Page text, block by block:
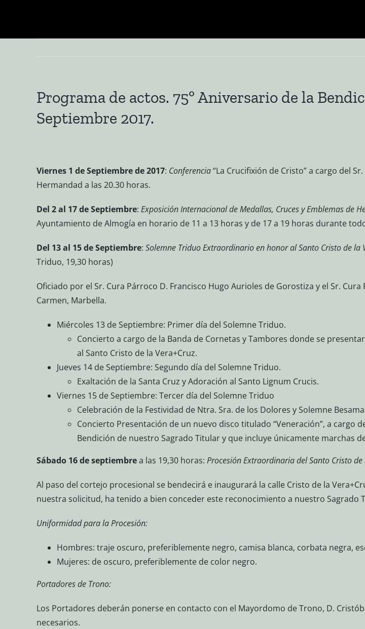
Programa de actos. 75º Aniversario de la
Septiembre 2017.
Viernes 1 de Septiembre de 2017: Conferencia“La Crucifixión de Cristo” a cargo del
Hermandad a las 20.30 horas.
Del 2 al 17 de Septiembre: Exposición Internacional de Medallas, Cruces y Emblemas de
Ayuntamiento de Almogía en horario de 11 a 13 horas y de 17 a 19 horas durante
Del 13 al 15 de Septiembre: Solemne Triduo Extraordinario en honor al Santo Cristo de la
Triduo, 19,30 horas)
Oficiado por el Sr. Cura Párroco D. Francisco Hugo Aurioles de Gorostiza y el Sr.
Carmen, Marbella.
Miércoles 13 de Septiembre: Primer día del Solemne Triduo.
Concierto a cargo de la Banda de Cornetas y Tambores donde se
al Santo Cristo de la Vera+Cruz.
Jueves 14 de Septiembre: Segundo día del Solemne Triduo.
Exaltación de la Santa Cruz y Adoración al Santo Lignum Crucis.
Viernes 15 de Septiembre: Tercer día del Solemne Triduo
Celebración de la Festividad de Ntra. Sra. de los Dolores y Solemne
Concierto Presentación de un nuevo disco titulado “Veneración”, a cargo
Bendición de nuestro Sagrado Titular y que incluye únicamente marchas
Sábado 16 de septiembrea las 19,30 horas: Procesión Extraordinaria del Santo Cristo de
Al paso del cortejo procesional se bendecirá e inaugurará la calle Cristo de la
nuestra solicitud, ha tenido a bien conceder este reconocimiento a nuestro Sagrado
Uniformidad para la Procesión:
Hombres: traje oscuro, preferiblemente negro, camisa blanca, corbata negra,
Mujeres: de oscuro, preferiblemente de color negro.
Portadores de Trono:
Los Portadores deberán ponerse en contacto con el Mayordomo de Trono, D.
necesarios.